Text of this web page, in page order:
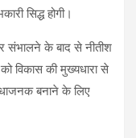
सिद्ध होगी।
संभालने के बाद से नीतीश
विकास की मुख्यधारा से
बनाने के लिए